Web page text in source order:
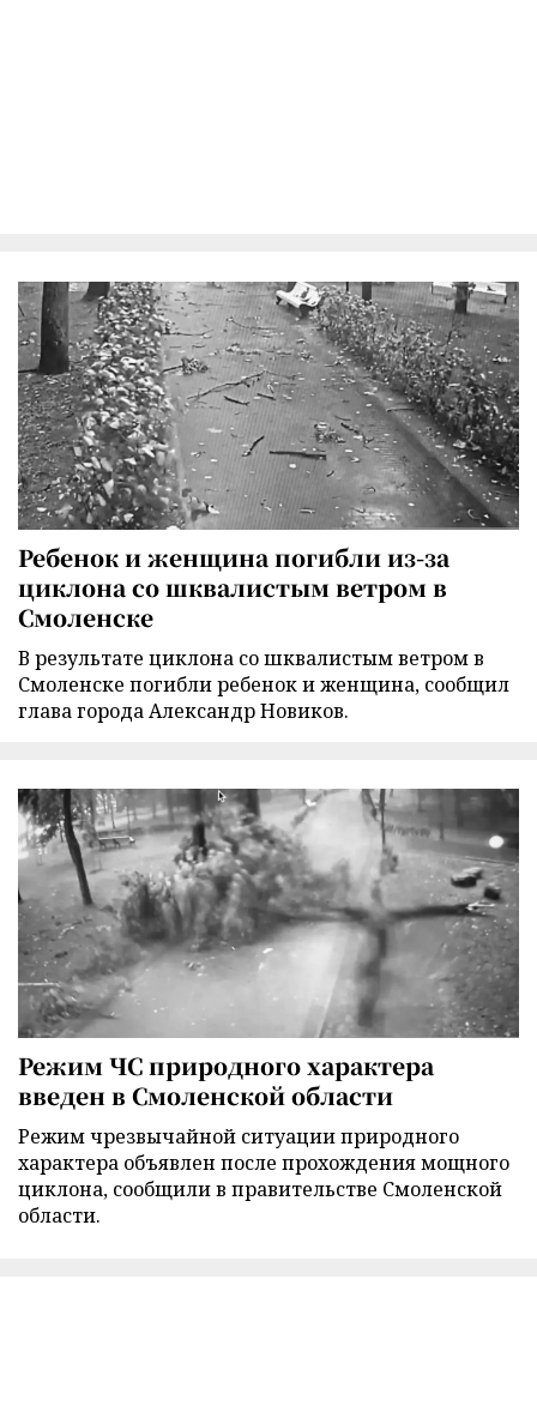
Ребенок и женщина погибли из-за
циклона со шквалистым ветром в
Смоленске
В результате циклона со шквалистым ветром в
Смоленске погибли ребенок и женщина, сообщил
глава города Александр Новиков.
Режим ЧС природного характера
введен в Смоленской области
Режим чрезвычайной ситуации природного
характера объявлен после прохождения мощного
циклона, сообщили в правительстве Смоленской
области.